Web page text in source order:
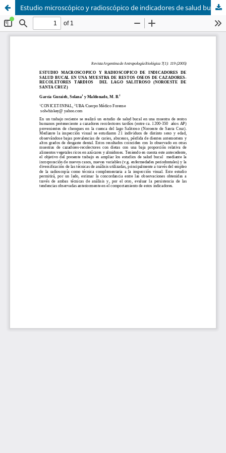
Estudio microscópico y radioscópico de indicadores de salud bucal en una muestra de restos óseos de cazadores-recolectores tardíos del lago Salitroso (noroeste de Santa Cruz)